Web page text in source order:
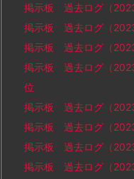
掲示板 過去ログ（
掲示板 過去ログ（
掲示板 過去ログ（
掲示板 過去ログ（
位
掲示板 過去ログ（
掲示板 過去ログ（
掲示板 過去ログ（
掲示板 過去ログ（